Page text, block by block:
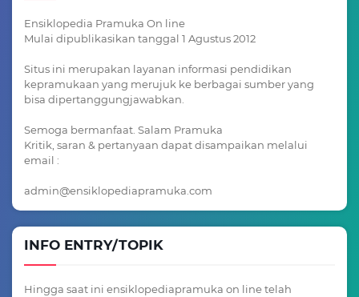
Ensiklopedia Pramuka On line
Mulai dipublikasikan tanggal 1 Agustus 2012
Situs ini merupakan layanan informasi pendidikan
kepramukaan yang merujuk ke berbagai sumber yang
bisa dipertanggungjawabkan.
Semoga bermanfaat. Salam Pramuka
Kritik, saran & pertanyaan dapat disampaikan melalui
email :
admin@ensiklopediapramuka.com
INFO ENTRY/TOPIK
Hingga saat ini ensiklopediapramuka on line telah